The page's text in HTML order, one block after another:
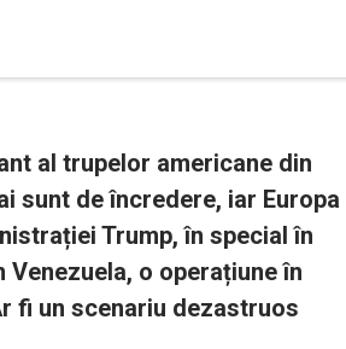
al trupelor americane din
sunt de încredere, iar Europa
Trump, în special în
Venezuela, o operațiune în
fi un scenariu dezastruos